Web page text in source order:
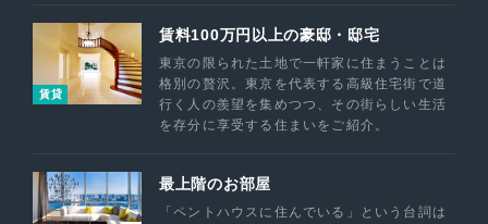
賃貸
賃料100万円以上の豪邸・邸宅
東京の限られた土地で一軒家に住まうことは
格別の贅沢。東京を代表する高級住宅街で道
行く人の羨望を集めつつ、その街らしい生活
を存分に享受する住まいをご紹介。
最上階のお部屋
「ペントハウスに住んでいる」という台詞は